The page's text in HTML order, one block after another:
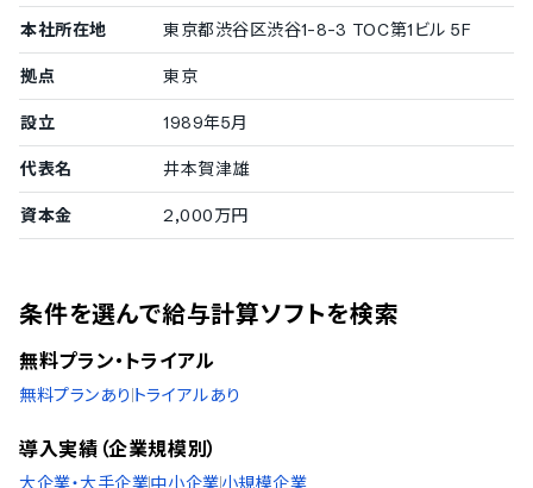
ユーザー管理機能
管理者権限・ユーザー権限の管理機能
タスク管理機能
外国通貨対応
日本円
本社所在地 東京都渋谷区渋谷1-8-3 TOC第1ビル 5F
拠点 東京
設立 1989年5月
代表名 井本賀津雄
資本金 2,000万円
条件を選んで給与計算ソフトを検索
無料プラン・トライアル
無料プランあり トライアルあり
導入実績（企業規模別）
大企業・大手企業中小企業小規模企業